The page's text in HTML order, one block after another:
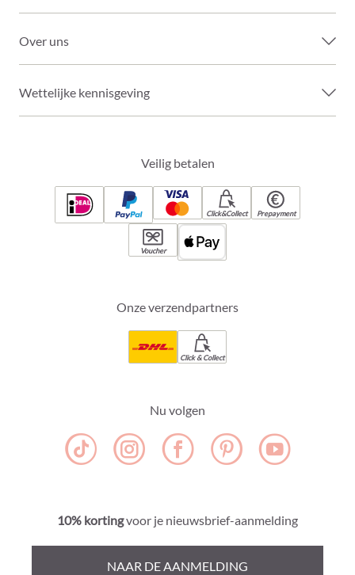
Over uns
Wettelijke kennisgeving
Veilig betalen
Click&Collect Prepayment
Voucher
Onze verzendpartners
Click & Collect
Nu volgen
10% kortingvoor je nieuwsbrief-aanmelding
NAAR DE AANMELDING